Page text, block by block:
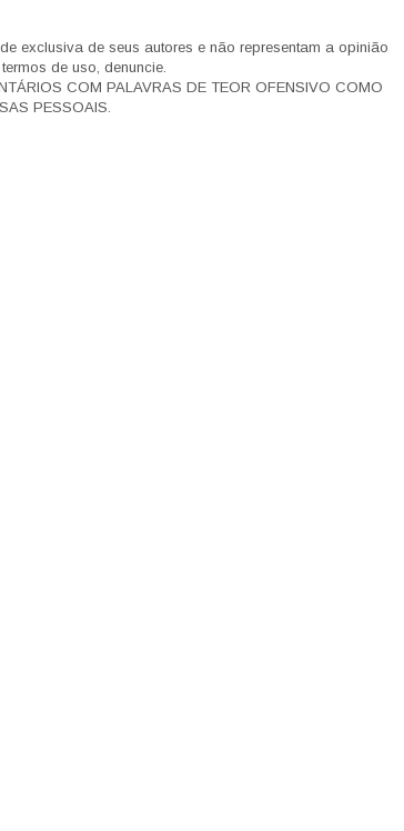
exclusiva de seus autores e não representam a opinião
de uso, denuncie.
COM PALAVRAS DE TEOR OFENSIVO COMO
PESSOAIS.